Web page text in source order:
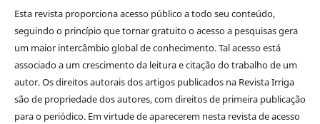
Esta revista proporciona acesso público a todo seu conteúdo,
seguindo o princípio que tornar gratuito o acesso a pesquisas gera
um maior intercâmbio global de conhecimento. Tal acesso está
associado a um crescimento da leitura e citação do trabalho de um
autor. Os direitos autorais dos artigos publicados na Revista Irriga
são de propriedade dos autores, com direitos de primeira publicação
para o periódico. Em virtude de aparecerem nesta revista de acesso